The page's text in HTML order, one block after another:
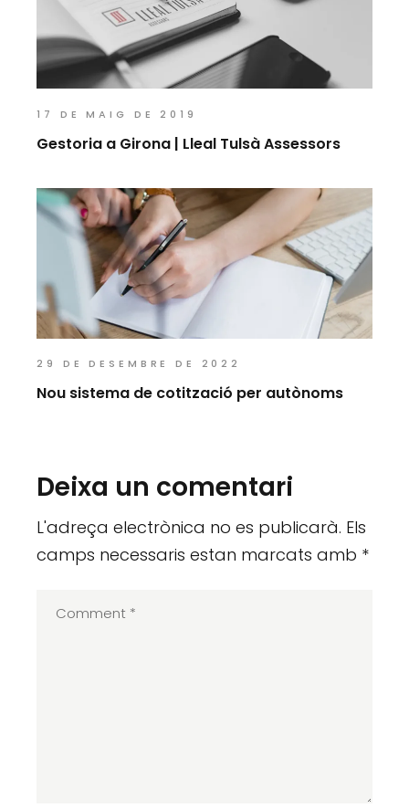
17 DE MAIG DE 2019
Gestoria a Girona | Lleal Tulsà Assessors
29 DE DESEMBRE DE 2022
Nou sistema de cotització per autònoms
Deixa un comentari
L'adreça electrònica no es publicarà. Els
camps necessaris estan marcats amb *